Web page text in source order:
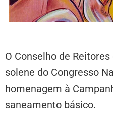
O Conselho de
solene do Congresso
homenagem à
saneamento básico.